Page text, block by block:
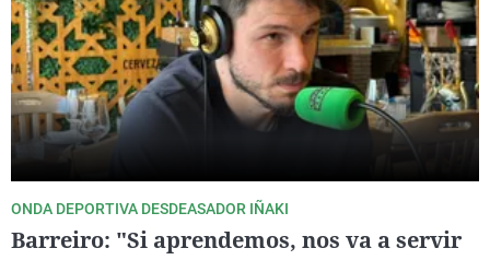
ONDA DEPORTIVA DESDEASADOR IÑAKI
Barreiro: "Si aprendemos, nos va a servir